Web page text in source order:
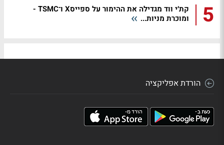
5
קת׳י ווד מגדילה את ההימור על ספייסX ו־TSMC -
ומוכרת מניות...
הורדת אפליקציה